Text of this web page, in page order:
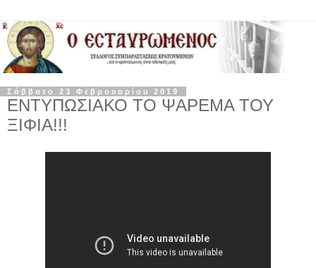
Σάββατο 23 Φεβρουαρίου 2019
ΕΝΤΥΠΩΣΙΑΚΟ ΤΟ ΨΑΡΕΜΑ ΤΟΥ
ΞΙΦΙΑ!!!